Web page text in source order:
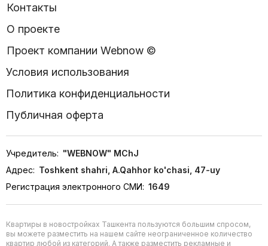
Контакты
О проекте
Проект компании Webnow ©
Условия использования
Политика конфиденциальности
Публичная оферта
Учредитель: "WEBNOW" MChJ
Адрес: Toshkent shahri, A.Qahhor ko'chasi, 47-uy
Регистрация электронного СМИ: 1649
Квартиры в новостройках Ташкента пользуются большим спросом,
вы можете разместить на нашем сайте неограниченное количество
квартир любой из категорий. А также разместить рекламные и